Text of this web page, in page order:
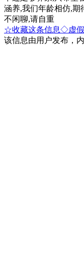
涵养,我们年龄相仿,期
不闲聊,请自重
☆收藏这条信息◇虚假
该信息由用户发布，